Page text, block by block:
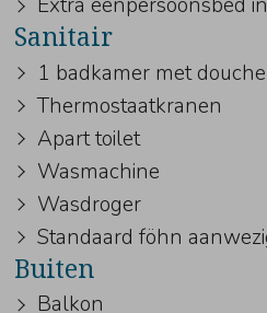
Sanitair
1 badkamer met
Thermostaatkranen
Apart toilet
Wasmachine
Wasdroger
Standaard föhn
Buiten
Balkon